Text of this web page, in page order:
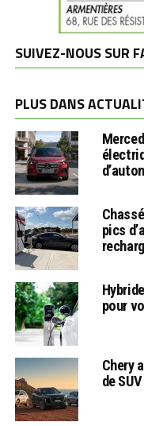
SUIVEZ-NOUS SUR
PLUS DANS
pics
pour
Chery
de